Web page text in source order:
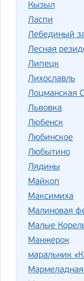
Кызыл
Ласпи
Лебединый
Лесная
Липецк
Лихославль
Лоцманская
Львовка
Любенск
Любинское
Любытино
Лядины
Майкоп
Максимиха
Малиновая
Малые
Манжерок
маральник